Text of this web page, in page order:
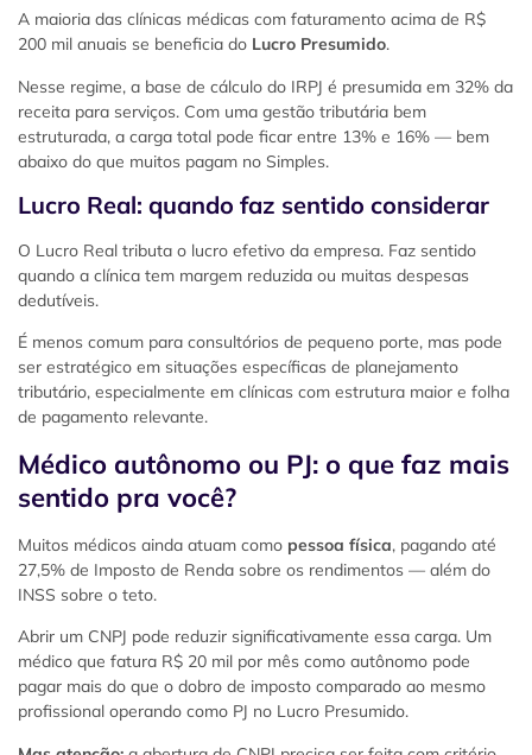
A maioria das clínicas médicas com faturamento acima de R$
200 mil anuais se beneficia do Lucro Presumido.
Nesse regime, a base de cálculo do IRPJ é presumida em 32% da
receita para serviços. Com uma gestão tributária bem
estruturada, a carga total pode ficar entre 13% e 16% — bem
abaixo do que muitos pagam no Simples.
Lucro Real: quando faz sentido considerar
O Lucro Real tributa o lucro efetivo da empresa. Faz sentido
quando a clínica tem margem reduzida ou muitas despesas
dedutíveis.
É menos comum para consultórios de pequeno porte, mas pode
ser estratégico em situações específicas de planejamento
tributário, especialmente em clínicas com estrutura maior e folha
de pagamento relevante.
Médico autônomo ou PJ: o que faz mais
sentido pra você?
Muitos médicos ainda atuam como pessoa física, pagando até
27,5% de Imposto de Renda sobre os rendimentos — além do
INSS sobre o teto.
Abrir um CNPJ pode reduzir significativamente essa carga. Um
médico que fatura R$ 20 mil por mês como autônomo pode
pagar mais do que o dobro de imposto comparado ao mesmo
profissional operando como PJ no Lucro Presumido.